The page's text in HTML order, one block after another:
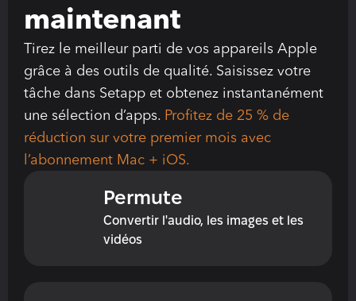
maintenant
Tirez le meilleur parti de vos appareils Apple
grâce à des outils de qualité. Saisissez votre
tâche dans Setapp et obtenez instantanément
une sélection d’apps. Profitez de 25 % de
réduction sur votre premier mois avec
l’abonnement Mac + iOS.
Permute
Convertir l'audio, les images et les
vidéos